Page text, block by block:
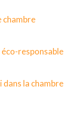
chambre
éco-responsable
dans la chambre